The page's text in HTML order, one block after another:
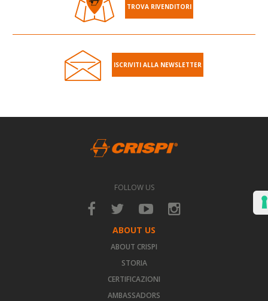
TROVA RIVENDITORI
ISCRIVITI ALLA NEWSLETTER
FOLLOW US
ABOUT US
ABOUT CRISPI
STORIA
CERTIFICAZIONI
AMBASSADORS